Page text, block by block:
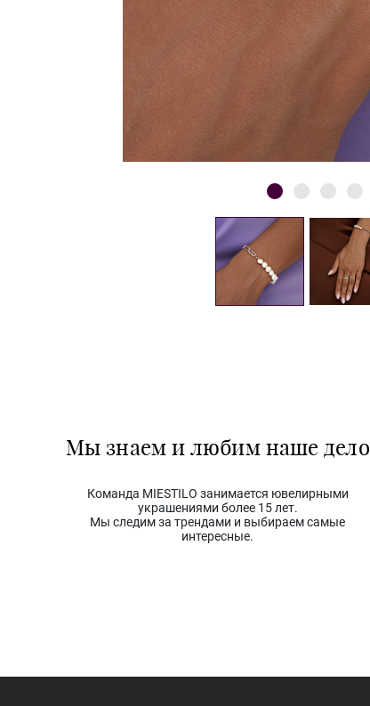
Мы знаем и любим наше дело
Команда MIESTILO занимается ювелирными
украшениями более 15 лет.
Мы следим за трендами и выбираем самые
интересные.